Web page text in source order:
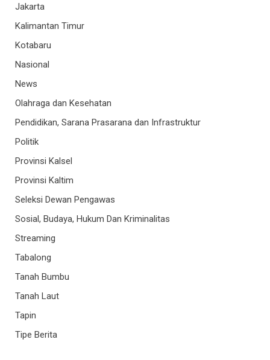
Jakarta
Kalimantan Timur
Kotabaru
Nasional
News
Olahraga dan Kesehatan
Pendidikan, Sarana Prasarana dan Infrastruktur
Politik
Provinsi Kalsel
Provinsi Kaltim
Seleksi Dewan Pengawas
Sosial, Budaya, Hukum Dan Kriminalitas
Streaming
Tabalong
Tanah Bumbu
Tanah Laut
Tapin
Tipe Berita